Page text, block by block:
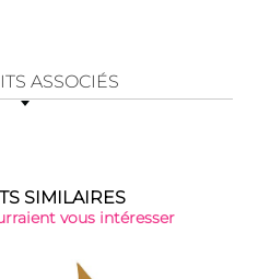
ASSOCIÉS
SIMILAIRES
vous intéresser